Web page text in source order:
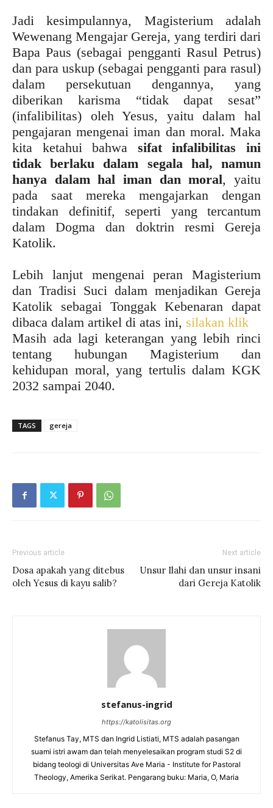
Jadi kesimpulannya, Magisterium adalah
Wewenang Mengajar Gereja, yang terdiri dari
Bapa Paus (sebagai pengganti Rasul Petrus)
dan para uskup (sebagai pengganti para rasul)
dalam persekutuan dengannya, yang
diberikan karisma “tidak dapat sesat”
(infalibilitas) oleh Yesus, yaitu dalam hal
pengajaran mengenai iman dan moral. Maka
kita ketahui bahwa sifat infalibilitas ini
tidak berlaku dalam segala hal, namun
hanya dalam hal iman dan moral, yaitu
pada saat mereka mengajarkan dengan
tindakan definitif, seperti yang tercantum
dalam Dogma dan doktrin resmi Gereja
Katolik.
Lebih lanjut mengenai peran Magisterium
dan Tradisi Suci dalam menjadikan Gereja
Katolik sebagai Tonggak Kebenaran dapat
dibaca dalam artikel di atas ini, silakan klik
Masih ada lagi keterangan yang lebih rinci
tentang hubungan Magisterium dan
kehidupan moral, yang tertulis dalam KGK
2032 sampai 2040.
TAGS gereja
Previous article
Dosa apakah yang ditebus
oleh Yesus di kayu salib?
Next article
Unsur Ilahi dan unsur insani
dari Gereja Katolik
stefanus-ingrid
https://katolisitas.org
Stefanus Tay, MTS dan Ingrid Listiati, MTS adalah pasangan
suami istri awam dan telah menyelesaikan program studi S2 di
bidang teologi di Universitas Ave Maria - Institute for Pastoral
Theology, Amerika Serikat. Pengarang buku: Maria, O, Maria